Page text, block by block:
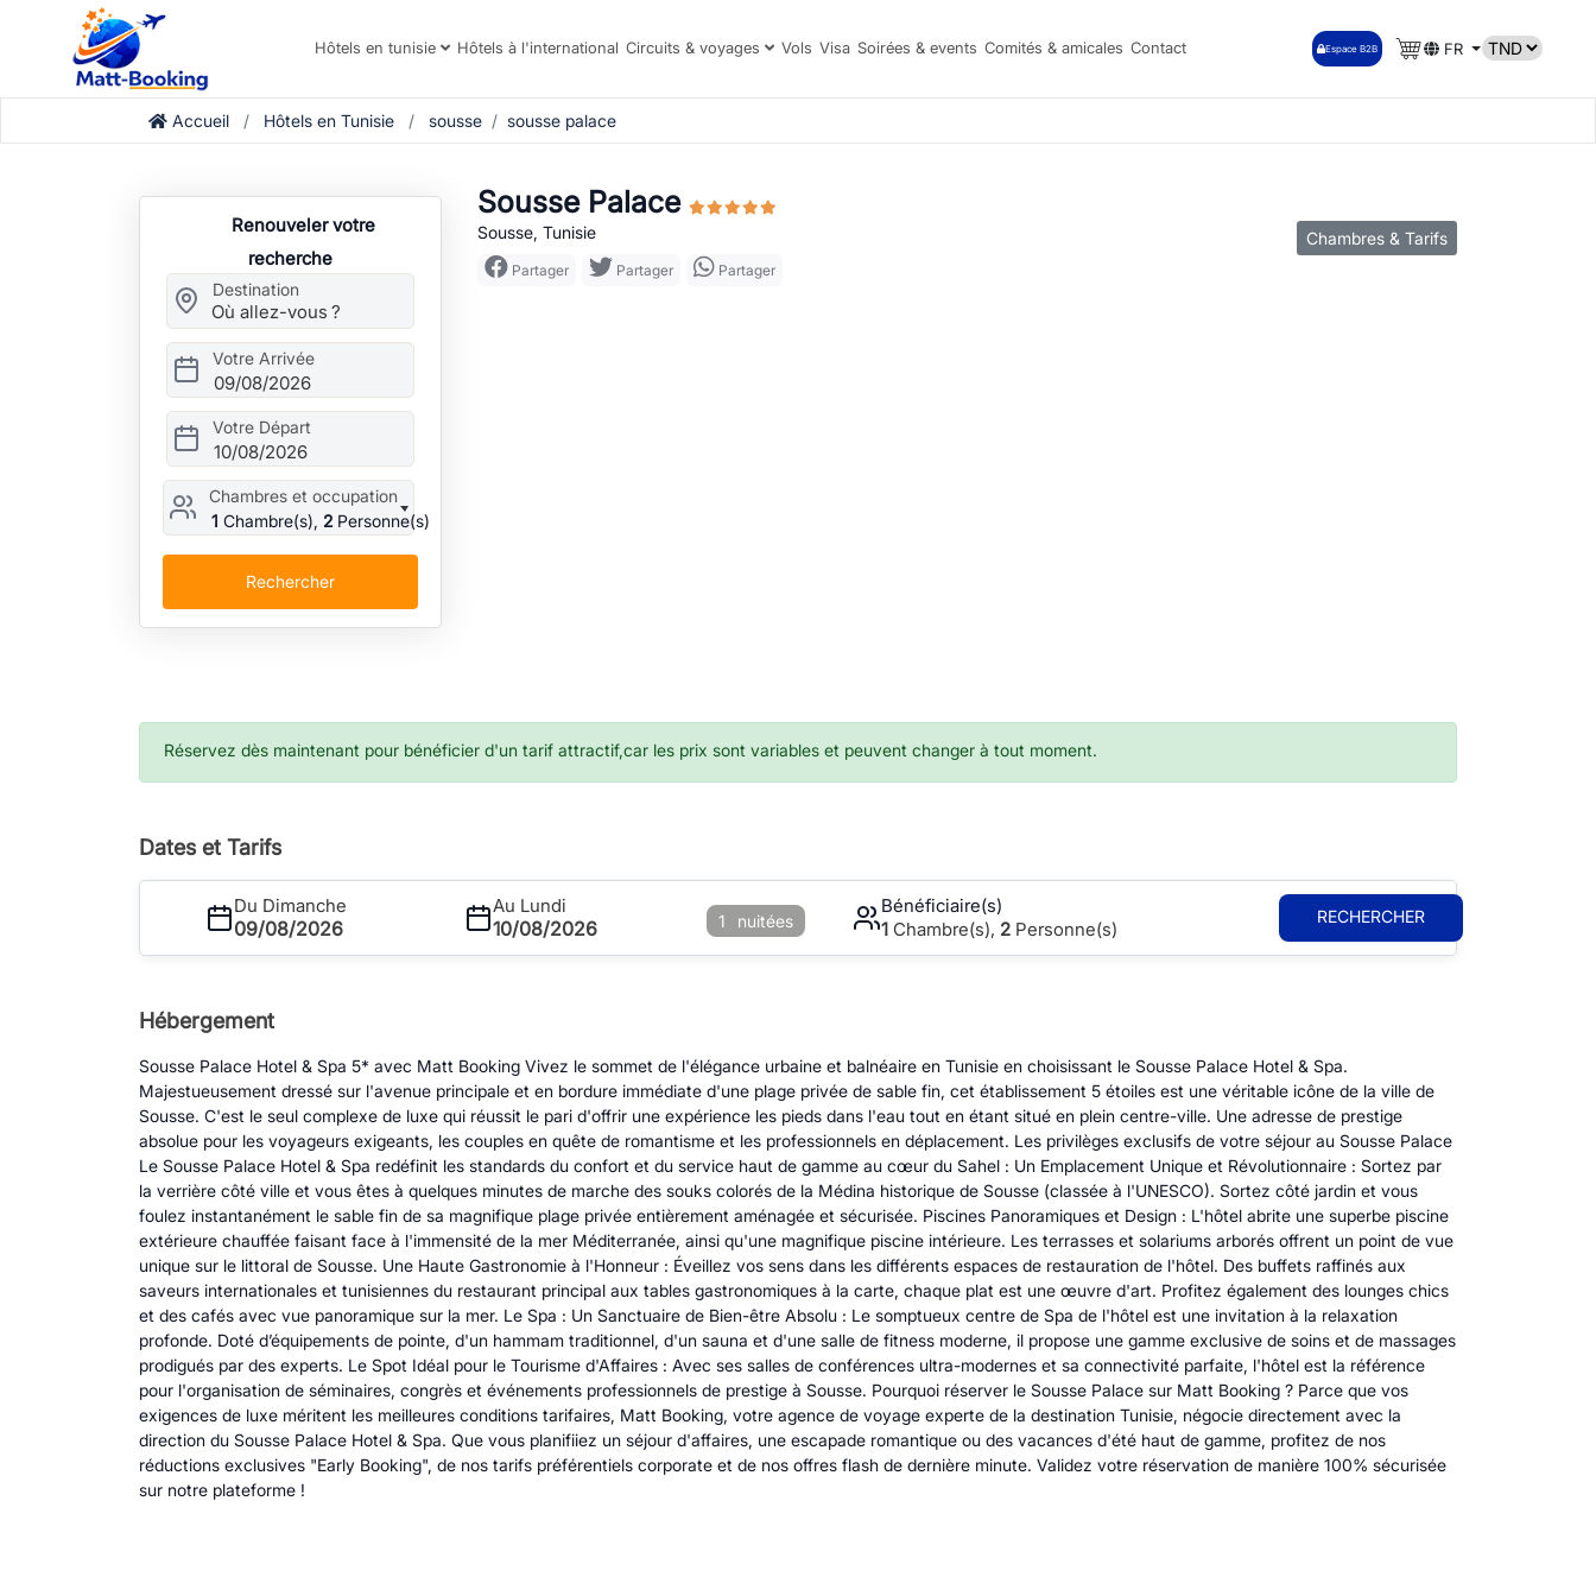
Hôtels en tunisie Hôtels à l'international Circuits & voyages Vols Visa Soirées & events Comités & amicales Contact Espace B2B FR
Accueil Hôtels en Tunisie sousse sousse palace
Renouveler votre
recherche
Destination
Votre Arrivée
09/08/2026
Votre Départ
10/08/2026
Chambres et occupation
1 Chambre(s), 2 Personne(s)
Rechercher
Sousse Palace
Sousse, Tunisie
Partager Partager Partager
Chambres & Tarifs
Réservez dès maintenant pour bénéficier d'un tarif attractif,car les prix sont variables et peuvent changer à tout moment.
Dates et Tarifs
Du Dimanche
09/08/2026
Au Lundi
10/08/2026 1 nuitées
Bénéficiaire(s)
1Chambre(s), 2 Personne(s)
RECHERCHER
Hébergement
Sousse Palace Hotel & Spa 5* avec Matt Booking Vivez le sommet de l'élégance urbaine et balnéaire en Tunisie en choisissant le Sousse Palace Hotel & Spa.
Majestueusement dressé sur l'avenue principale et en bordure immédiate d'une plage privée de sable fin, cet établissement 5 étoiles est une véritable icône de la ville de
Sousse. C'est le seul complexe de luxe qui réussit le pari d'offrir une expérience les pieds dans l'eau tout en étant situé en plein centre-ville. Une adresse de prestige
absolue pour les voyageurs exigeants, les couples en quête de romantisme et les professionnels en déplacement. Les privilèges exclusifs de votre séjour au Sousse Palace
Le Sousse Palace Hotel & Spa redéfinit les standards du confort et du service haut de gamme au cœur du Sahel : Un Emplacement Unique et Révolutionnaire : Sortez par
la verrière côté ville et vous êtes à quelques minutes de marche des souks colorés de la Médina historique de Sousse (classée à l'UNESCO). Sortez côté jardin et vous
foulez instantanément le sable fin de sa magnifique plage privée entièrement aménagée et sécurisée. Piscines Panoramiques et Design : L'hôtel abrite une superbe piscine
extérieure chauffée faisant face à l'immensité de la mer Méditerranée, ainsi qu'une magnifique piscine intérieure. Les terrasses et solariums arborés offrent un point de vue
unique sur le littoral de Sousse. Une Haute Gastronomie à l'Honneur : Éveillez vos sens dans les différents espaces de restauration de l'hôtel. Des buffets raffinés aux
saveurs internationales et tunisiennes du restaurant principal aux tables gastronomiques à la carte, chaque plat est une œuvre d'art. Profitez également des lounges chics
et des cafés avec vue panoramique sur la mer. Le Spa : Un Sanctuaire de Bien-être Absolu : Le somptueux centre de Spa de l'hôtel est une invitation à la relaxation
profonde. Doté d’équipements de pointe, d'un hammam traditionnel, d'un sauna et d'une salle de fitness moderne, il propose une gamme exclusive de soins et de massages
prodigués par des experts. Le Spot Idéal pour le Tourisme d'Affaires : Avec ses salles de conférences ultra-modernes et sa connectivité parfaite, l'hôtel est la référence
pour l'organisation de séminaires, congrès et événements professionnels de prestige à Sousse. Pourquoi réserver le Sousse Palace sur Matt Booking ? Parce que vos
exigences de luxe méritent les meilleures conditions tarifaires, Matt Booking, votre agence de voyage experte de la destination Tunisie, négocie directement avec la
direction du Sousse Palace Hotel & Spa. Que vous planifiiez un séjour d'affaires, une escapade romantique ou des vacances d'été haut de gamme, profitez de nos
réductions exclusives "Early Booking", de nos tarifs préférentiels corporate et de nos offres flash de dernière minute. Validez votre réservation de manière 100% sécurisée
sur notre plateforme !